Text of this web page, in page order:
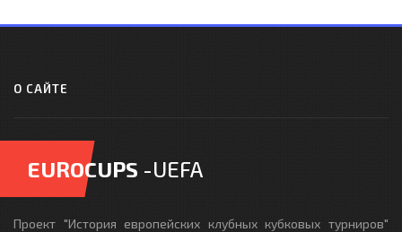
О САЙТЕ
EUROCUPS -UEFA
Проект "История европейских клубных кубковых турниров"